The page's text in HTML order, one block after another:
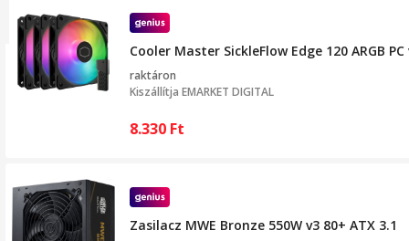
Cooler Master SickleFlow Edge 120 ARGB
raktáron
Kiszállítja EMARKET DIGITAL
8.330 Ft
Zasilacz MWE Bronze 550W v3 80+ ATX 3.1